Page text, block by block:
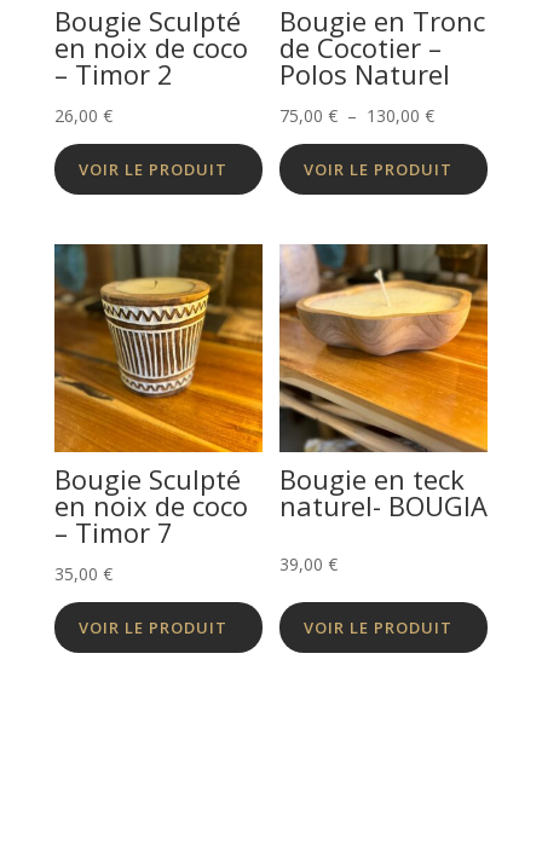
Bougie Sculpté
en noix de coco
– Timor 2
26,00 €
VOIR LE PRODUIT
Bougie en Tronc
de Cocotier –
Polos Naturel
75,00€ – 130,00€Plage
de
prix :
à
130,00 €
VOIR LE PRODUIT
Bougie Sculpté
en noix de coco
– Timor 7
35,00 €
VOIR LE PRODUIT
Bougie en teck
naturel- BOUGIA
39,00€
VOIR LE PRODUIT